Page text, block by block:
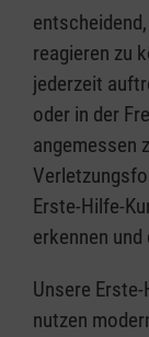
reagieren zu
jederzeit
oder in der
angemessen
Erste-Hilfe-
erkennen
Unsere
nutzen